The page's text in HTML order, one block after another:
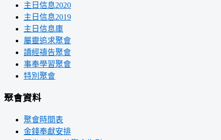
主日信息2020
主日信息2019
主日信息庫
屬靈追求聚會
讀經禱告聚會
事奉學習聚會
特別聚會
聚會資料
聚會時間表
金錢奉獻安排